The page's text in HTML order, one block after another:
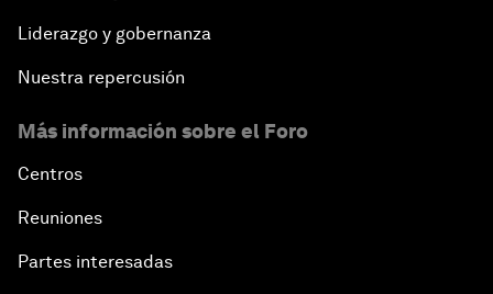
Liderazgo y gobernanza
Nuestra repercusión
Más información sobre el Foro
Centros
Reuniones
Partes interesadas